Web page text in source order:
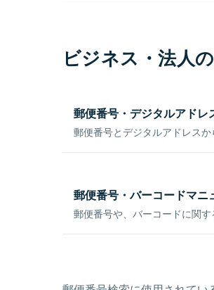
ビジネス・法人
郵便番号・デジタルアドレ
郵便番号とデジタルアドレスか
郵便番号・バーコードマニ
郵便番号や、バーコードに関す